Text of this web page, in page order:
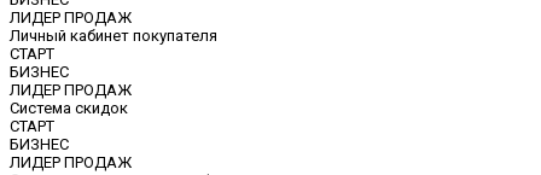
ЛИДЕР ПРОДАЖ
Личный кабинет покупателя
СТАРТ
БИЗНЕС
ЛИДЕР ПРОДАЖ
Система скидок
СТАРТ
БИЗНЕС
ЛИДЕР ПРОДАЖ